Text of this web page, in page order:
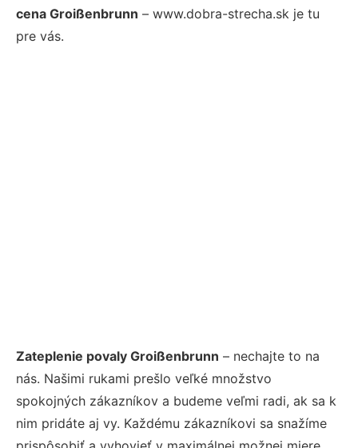
cena Groißenbrunn – www.dobra-strecha.sk je tu
pre vás.
Zateplenie povaly Groißenbrunn – nechajte to na
nás. Našimi rukami prešlo veľké množstvo
spokojných zákazníkov a budeme veľmi radi, ak sa k
nim pridáte aj vy. Každému zákazníkovi sa snažíme